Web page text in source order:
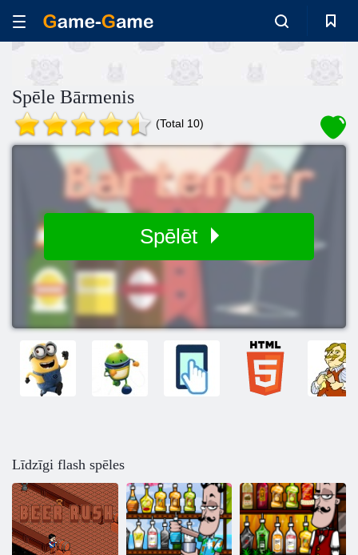
Spēle Bārmenis
(Total 10)
Spēlēt
Līdzīgi flash spēles